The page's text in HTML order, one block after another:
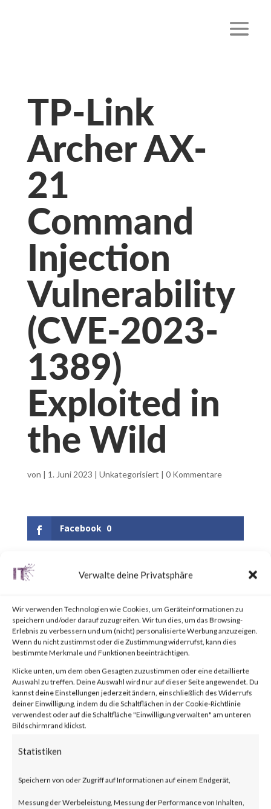
Verwalte deine Privatsphäre
Wir verwenden Technologien wie Cookies, um Geräteinformationen zu
speichern und/oder darauf zuzugreifen. Wir tun dies, um das Browsing-
Erlebnis zu verbessern und um (nicht) personalisierte Werbung anzuzeigen.
Wenn du nicht zustimmst oder die Zustimmung widerrufst, kann dies
bestimmte Merkmale und Funktionen beeinträchtigen.
Klicke unten, um dem oben Gesagten zuzustimmen oder eine detaillierte
Auswahl zu treffen. Deine Auswahl wird nur auf dieser Seite angewendet. Du
kannst deine Einstellungen jederzeit ändern, einschließlich des Widerrufs
deiner Einwilligung, indem du die Schaltflächen in der Cookie-Richtlinie
verwendest oder auf die Schaltfläche "Einwilligung verwalten" am unteren
Bildschirmrand klickst.
Statistiken
Speichern von oder Zugriff auf Informationen auf einem Endgerät,
Messung der Werbeleistung, Messung der Performance von Inhalten,
TP-Link
Archer AX-
21
Command
Injection
Vulnerability
(CVE-2023-
1389)
Exploited in
the Wild
von | 1. Juni 2023 | Unkategorisiert | 0 Kommentare
Facebook 0
What is TP-Link Archer AX21
(AX1800)?
TP-Link Archer AX21 (AX1800)
is a line of consumer-oriented
Wi-Fi routers.
What is the attack?
A command injection
vulnerability exists in TP-Link